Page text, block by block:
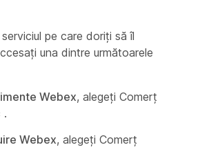
pe care doriți să îl
una dintre următoarele
Webex, alegeți Comerț
.
Webex, alegeți Comerț